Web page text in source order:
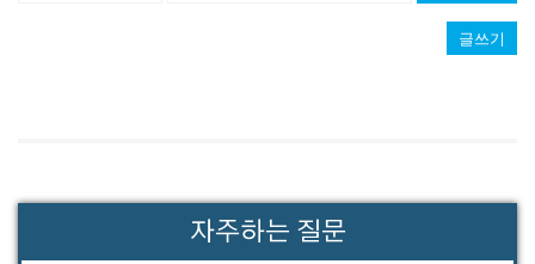
글쓰기
자주하는 질문